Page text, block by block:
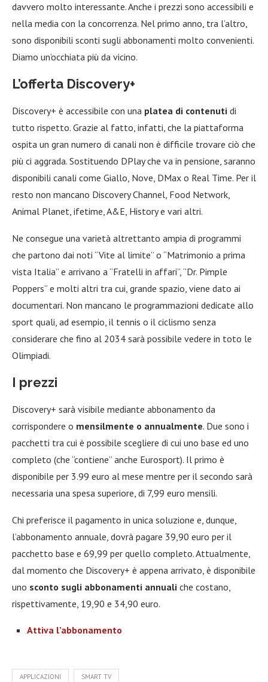
davvero molto interessante. Anche i prezzi sono accessibili e
nella media con la concorrenza. Nel primo anno, tra l’altro,
sono disponibili sconti sugli abbonamenti molto convenienti.
Diamo un’occhiata più da vicino.
L’offerta Discovery+
Discovery+ è accessibile con una platea di contenuti di
tutto rispetto. Grazie al fatto, infatti, che la piattaforma
ospita un gran numero di canali non è difficile trovare ciò che
più ci aggrada. Sostituendo DPlay che va in pensione, saranno
disponibili canali come Giallo, Nove, DMax o Real Time. Per il
resto non mancano Discovery Channel, Food Network,
Animal Planet, ifetime, A&E, History e vari altri.
Ne consegue una varietà altrettanto ampia di programmi
che partono dai noti “Vite al limite” o “Matrimonio a prima
vista Italia” e arrivano a “Fratelli in affari”, “Dr. Pimple
Poppers” e molti altri tra cui, grande spazio, viene dato ai
documentari. Non mancano le programmazioni dedicate allo
sport quali, ad esempio, il tennis o il ciclismo senza
considerare che fino al 2034 sarà possibile vedere in toto le
Olimpiadi.
I prezzi
Discovery+ sarà visibile mediante abbonamento da
corrispondere o mensilmente o annualmente. Due sono i
pacchetti tra cui è possibile scegliere di cui uno base ed uno
completo (che “contiene” anche Eurosport). Il primo è
disponibile per 3.99 euro al mese mentre per il secondo sarà
necessaria una spesa superiore, di 7,99 euro mensili.
Chi preferisce il pagamento in unica soluzione e, dunque,
l’abbonamento annuale, dovrà pagare 39,90 euro per il
pacchetto base e 69,99 per quello completo. Attualmente,
dal momento che Discovery+ è appena arrivato, è disponibile
uno sconto sugli abbonamenti annuali che costano,
rispettivamente, 19,90 e 34,90 euro.
Attiva l’abbonamento
APPLICAZIONI SMART TV